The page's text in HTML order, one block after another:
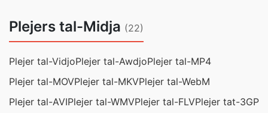
Plejers tal-Midja (22)
Plejer tal-VidjoPlejer tal-AwdjoPlejer tal-MP4
Plejer tal-MOVPlejer tal-MKVPlejer tal-WebM
Plejer tal-AVIPlejer tal-WMVPlejer tal-FLVPlejer tat-3GP